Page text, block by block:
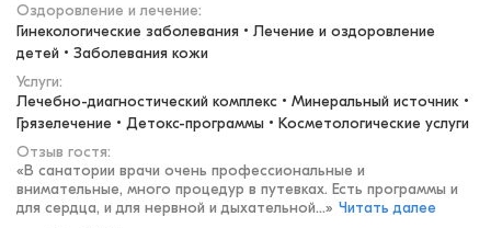
Оздоровление и лечение:
Гинекологические заболевания • Лечение и оздоровление
детей • Заболевания кожи
Услуги:
Лечебно-диагностический комплекс • Минеральный источник •
Грязелечение • Детокс-программы • Косметологические услуги
Отзыв гостя:
«В санатории врачи очень профессиональные и
внимательные, много процедур в путевках. Есть программы и
для сердца, и для нервной и дыхательной...» Читать далее